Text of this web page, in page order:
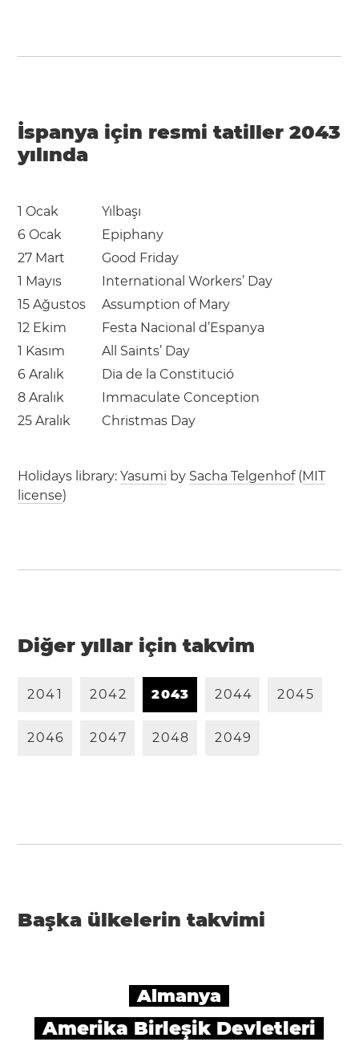
İspanya için resmi tatiller 2043
yılında
1 Ocak
Yılbaşı
6 Ocak
Epiphany
27 Mart
Good Friday
1 Mayıs
International Workers’ Day
15 Ağustos
Assumption of Mary
12 Ekim
Festa Nacional d’Espanya
1 Kasım
All Saints’ Day
6 Aralık
Dia de la Constitució
8 Aralık
Immaculate Conception
25 Aralık
Christmas Day
Holidays library:Yasumi by Sacha Telgenhof(MIT
license)
Diğer yıllar için takvim
2041 2042 2043 2044 2045
2046 2047 2048 2049
Başka ülkelerin takvimi
Almanya
Amerika Birleşik Devletleri